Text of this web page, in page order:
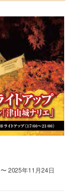
2025年11月24日